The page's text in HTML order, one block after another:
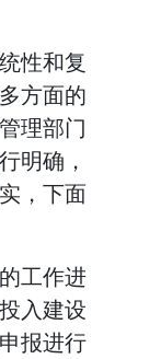
性和复
方面的
理部门
明确，
，下面
工作进
入建设
报进行